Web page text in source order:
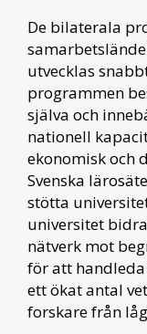
De bilaterala
utvecklas
programmen
själva och
nationell
ekonomisk och
Svenska
stötta
universitet
nätverk mot
för att
ett ökat antal
forskare från